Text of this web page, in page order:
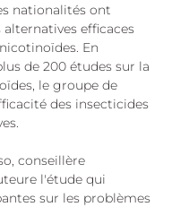
nationalités ont
efficaces
En
de 200 études sur la
le groupe de
des insecticides
conseillère
l'étude qui
sur les problèmes